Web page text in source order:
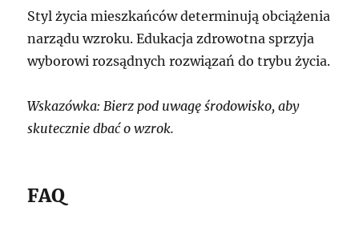
Styl życia mieszkańców determinują obciążenia
narządu wzroku. Edukacja zdrowotna sprzyja
wyborowi rozsądnych rozwiązań do trybu życia.
Wskazówka: Bierz pod uwagę środowisko, aby
skutecznie dbać o wzrok.
FAQ